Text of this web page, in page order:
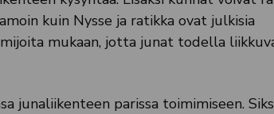
kuin Nysse ja ratikka ovat julkisia
mukaan, jotta junat todella
junaliikenteen parissa toimimiseen.